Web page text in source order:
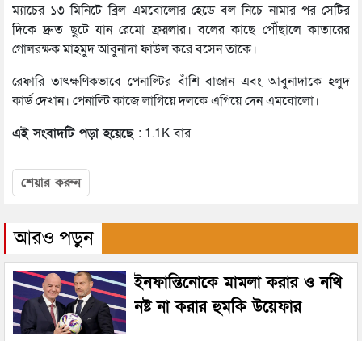
ম্যাচের ১৩ মিনিটে ব্রিল এমবোলোর হেডে বল নিচে নামার পর সেটির
দিকে দ্রুত ছুটে যান রেমো ফ্রয়লার। বলের কাছে পৌঁছালে কাতারের
গোলরক্ষক মাহমুদ আবুনাদা ফাউল করে বসেন তাকে।
রেফারি তাৎক্ষণিকভাবে পেনাল্টির বাঁশি বাজান এবং আবুনাদাকে হলুদ
কার্ড দেখান। পেনাল্টি কাজে লাগিয়ে দলকে এগিয়ে দেন এমবোলো।
এই সংবাদটি পড়া হয়েছে : 1.1K বার
শেয়ার করুন
আরও পড়ুন
ইনফান্তিনোকে মামলা করার ও নথি
নষ্ট না করার হুমকি উয়েফার